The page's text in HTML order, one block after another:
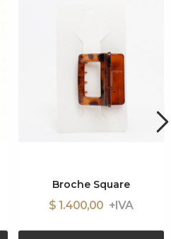
Broche Square
$ 1.400,00